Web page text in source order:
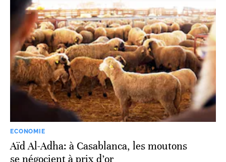
ECONOMIE
Aïd Al-Adha: à Casablanca, les moutons
se négocient à prix d’or